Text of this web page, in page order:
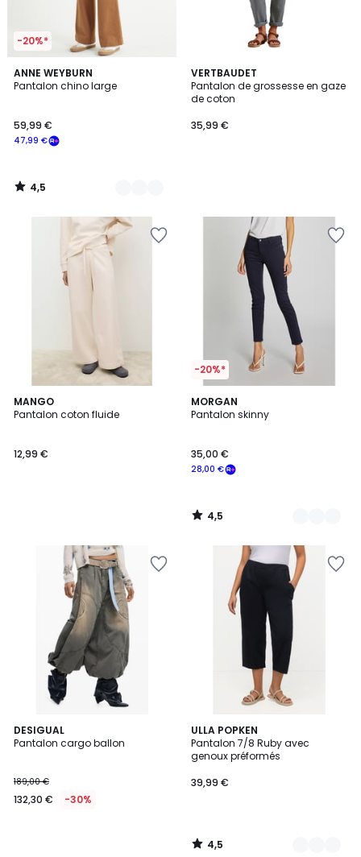
-20%*
ANNE WEYBURN
Pantalon chino large
47,99 €
59,99 €
4,5
/ 5
2
Couleurs
4,5
/
VERTBAUDET
Pantalon de grossesse en gaze
de coton
35,99 €
MANGO
Pantalon coton fluide
12,99 €
-20%*
MORGAN
Pantalon skinny
28,00 €
35,00 €
4,5
/ 5
3
Couleurs
4,5
/
DESIGUAL
Pantalon cargo ballon
189,00 €
132,30 € -30%
ULLA POPKEN
Pantalon 7/8 Ruby avec
genoux préformés
39,99 €
4,5
/ 5
10
Couleurs
4,5
/